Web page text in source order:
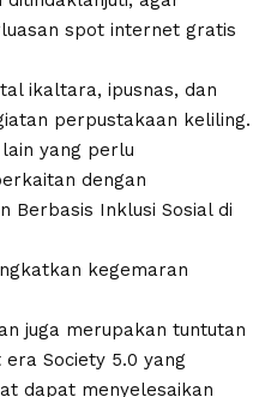
spot internet gratis
ikaltara, ipusnas, dan
perpustakaan keliling.
yang perlu
dengan
Berbasis Inklusi Sosial di
kegemaran
juga merupakan tuntutan
Society 5.0 yang
dapat menyelesaikan